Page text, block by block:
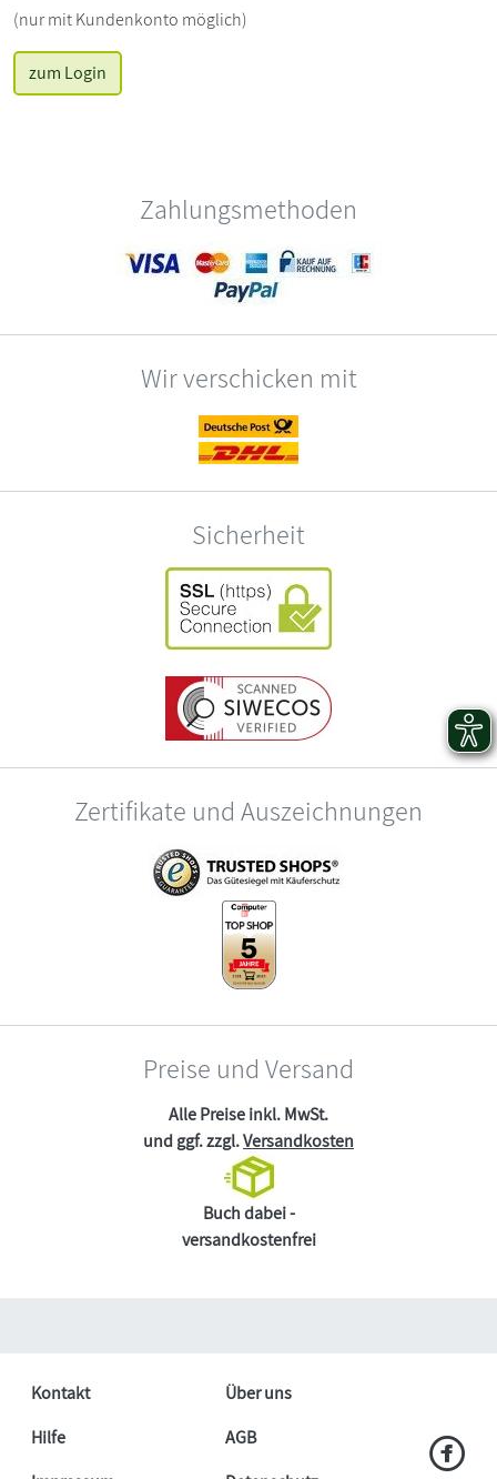
(nur mit Kundenkonto möglich)
zum Login
Zahlungsmethoden
Wir verschicken mit
Sicherheit
Zertifikate und Auszeichnungen
Preise und Versand
Alle Preise inkl. MwSt.
und ggf. zzgl.Versandkosten
Buch dabei -
versandkostenfrei
Kontakt
Über uns
Hilfe
AGB